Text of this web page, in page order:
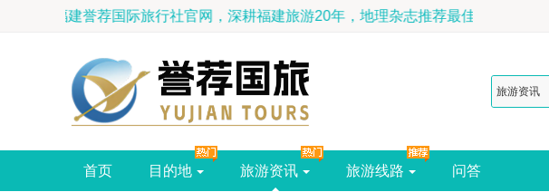
福建誉荐国际旅行社官网，深耕福建旅游20年，地理杂
旅游资讯
首页 目的地 旅游资讯 旅游线路 问答